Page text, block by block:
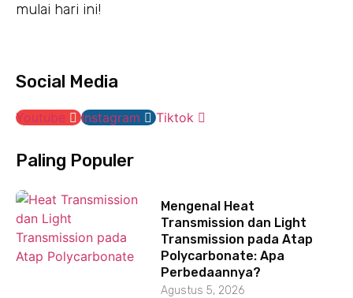
mulai hari ini!
Social Media
Youtube Instagram Tiktok
Paling Populer
Mengenal Heat
Transmission dan Light
Transmission pada Atap
Polycarbonate: Apa
Perbedaannya?
Agustus 5, 2026